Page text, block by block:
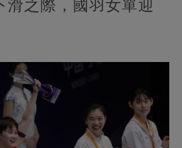
滑之際，國羽女單迎